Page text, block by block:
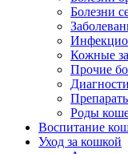
Болезни
Кожные
Прочие
Роды
Воспитание
Уход за кошкой